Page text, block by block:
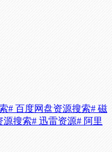
# 百度网盘资源搜索# 磁
源搜索# 迅雷资源# 阿里